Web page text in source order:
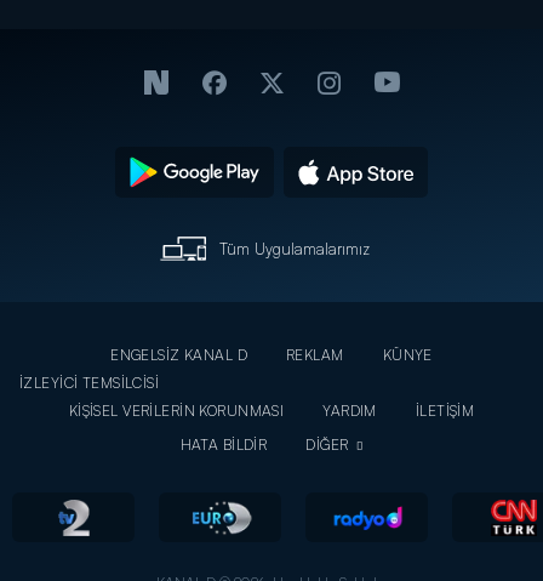
Tüm Uygulamalarımız
ENGELSİZ KANAL D REKLAM
KÜNYE
İZLEYİCİ TEMSİLCİSİ
KİŞİSEL VERİLERİN KORUNMASI
YARDIM
İLETİŞİM
HATA BİLDİR
DİĞER